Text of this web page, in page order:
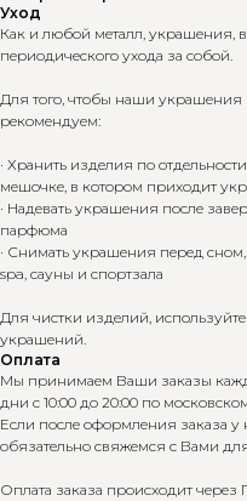
Уход
Как и любой металл, украшения,
периодического ухода за собой.
Для того, чтобы наши
рекомендуем:
· Хранить изделия по
мешочке, в котором приходит
· Надевать украшения после
парфюма
· Снимать украшения перед
spa, сауны и спортзала
Для чистки изделий,
украшений.
Оплата
Мы принимаем Ваши заказы
дни с 10:00 до 20:00 по
Если после оформления заказа
обязательно свяжемся с Вами
Оплата заказа происходит